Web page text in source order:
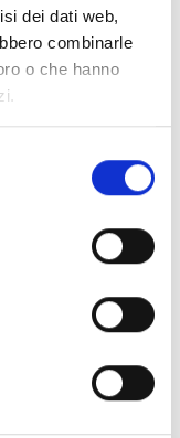
dei dati web,
combinarle
o che hanno
o strutture,
il Maestro
anche: